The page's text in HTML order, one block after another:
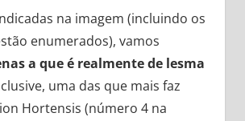
na imagem (incluindo os
enumerados), vamos
a que é realmente de lesma
uma das que mais faz
Hortensis (número 4 na